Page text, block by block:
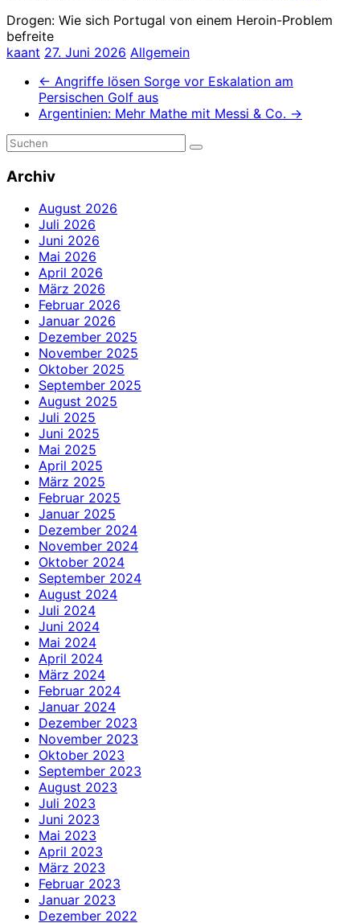
Drogen: Wie sich Portugal von einem Heroin-Problem
befreite
kaant 27. Juni 2026 Allgemein
← Angriffe lösen Sorge vor Eskalation am
Persischen Golf aus
Argentinien: Mehr Mathe mit Messi & Co. →
Archiv
August 2026
Juli 2026
Juni 2026
Mai 2026
April 2026
März 2026
Februar 2026
Januar 2026
Dezember 2025
November 2025
Oktober 2025
September 2025
August 2025
Juli 2025
Juni 2025
Mai 2025
April 2025
März 2025
Februar 2025
Januar 2025
Dezember 2024
November 2024
Oktober 2024
September 2024
August 2024
Juli 2024
Juni 2024
Mai 2024
April 2024
März 2024
Februar 2024
Januar 2024
Dezember 2023
November 2023
Oktober 2023
September 2023
August 2023
Juli 2023
Juni 2023
Mai 2023
April 2023
März 2023
Februar 2023
Januar 2023
Dezember 2022